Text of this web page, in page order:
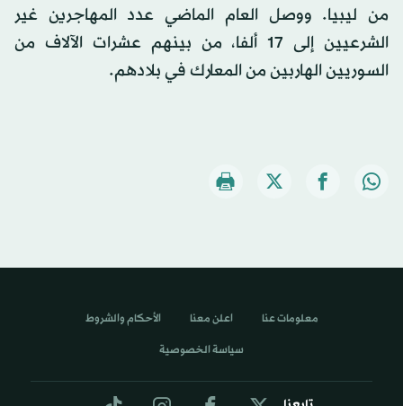
من ليبيا. ووصل العام الماضي عدد المهاجرين غير
الشرعيين إلى 17 ألفا، من بينهم عشرات الآلاف من
السوريين الهاربين من المعارك في بلادهم.
معلومات عنا اعلن معنا الأحكام والشروط
سياسة الخصوصية